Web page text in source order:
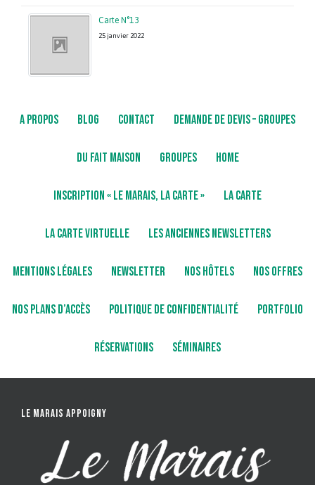
Carte N°13
25 janvier 2022
A PROPOS BLOG CONTACT DEMANDE DE DEVIS – GROUPES
DU FAIT MAISON GROUPES HOME
INSCRIPTION « LE MARAIS, LA CARTE » LA CARTE
LA CARTE VIRTUELLE LES ANCIENNES NEWSLETTERS
MENTIONS LÉGALES NEWSLETTER NOS HÔTELS NOS OFFRES
NOS PLANS D’ACCÈS POLITIQUE DE CONFIDENTIALITÉ PORTFOLIO
RÉSERVATIONS SÉMINAIRES
LE MARAIS APPOIGNY